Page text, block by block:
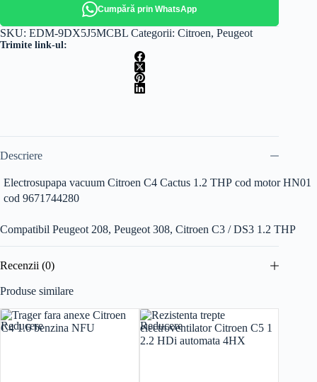
Cumpără prin WhatsApp
SKU: EDM-9DX5J5MCBL Categorii: Citroen, Peugeot
Trimite link-ul:
Descriere
Electrosupapa vacuum Citroen C4 Cactus 1.2 THP cod motor HN01
cod 9671744280
Compatibil Peugeot 208, Peugeot 308, Citroen C3 / DS3 1.2 THP
Recenzii (0)
Produse similare
Reducere Reducere